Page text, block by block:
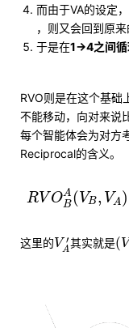
而由于VA的设定
，则又会回到原来
于是在1→4之间循
RVO则是在这个基础
不能移动，向对来说
每个智能体会为对方
Reciprocal的含义。
RV OA
B(VB, VA)
RVOBA(V B,V A
这里的V ′
A
VA′
其实就是(V
(V